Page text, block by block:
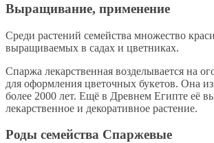
Выращивание, применение
Среди растений семейства множество
выращиваемых в садах и цветниках.
Спаржа лекарственная возделывается на
для оформления цветочных букетов. Она
более 2000 лет. Ещё в Древнем Египте её
лекарственное и декоративное растение.
Роды семейства Спаржевые